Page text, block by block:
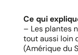
Ce qui
– Les plantes
tout aussi loin
(Amérique du